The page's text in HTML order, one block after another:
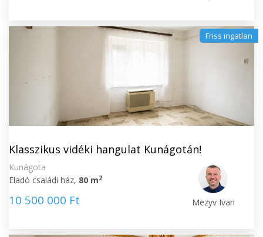
Friss ingatlan
Klasszikus vidéki hangulat Kunágotán!
Kunágota
Eladó családi ház, 80 m2
10 500 000 Ft Mezyv Ivan